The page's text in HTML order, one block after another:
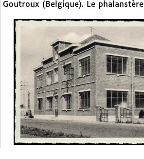
Goutroux (Belgique). Le phalanstère